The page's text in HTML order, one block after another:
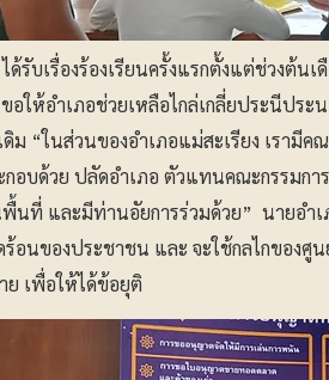
ด้รับเรื่องร้องเรียนครั้งแรกตั้งแต่ช่วงต้น
อให้อำเภอช่วยเหลือไกล่เกลี่ยประนีปร
ดิม “ในส่วนของอำเภอแม่สะเรียง เรามี
อบด้วย ปลัดอำเภอ ตัวแทนคณะกรรมกา
นที่ และมีท่านอัยการร่วมด้วย” นายอำเ
อนของประชาชน และ จะใช้กลไกของศูน
ย เพื่อให้ได้ข้อยุติ